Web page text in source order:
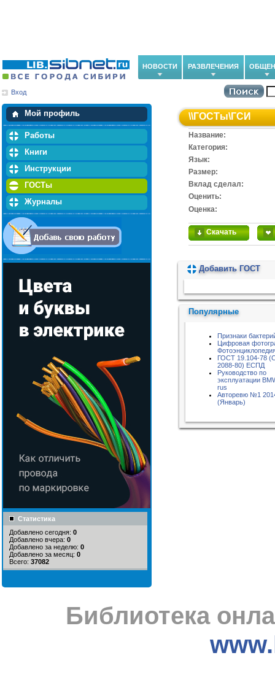
НОВОСТИ РАЗВЛЕЧЕНИЯ
Вход
Мой профиль
Мои закладки
Работы
Книги
Инструкции
ГОСТы
Журналы
Статистика
Добавлено сегодня: 0
Добавлено вчера: 0
Добавлено за неделю: 0
Добавлено за месяц: 0
Всего: 37082
\\ГОСТы\ГСИ
Название:
Категория:
Язык:
Размер:
Вклад сделал:
Оценить:
Оценка:
Скачать
Добавить ГОСТ
Популярные
Признаки
Цифровая
ГОСТ 19.104-78
2088-80) ЕСПД
Руководство по
эксплуатации
rus
Авторевю №1
(Январь)
Библиотека